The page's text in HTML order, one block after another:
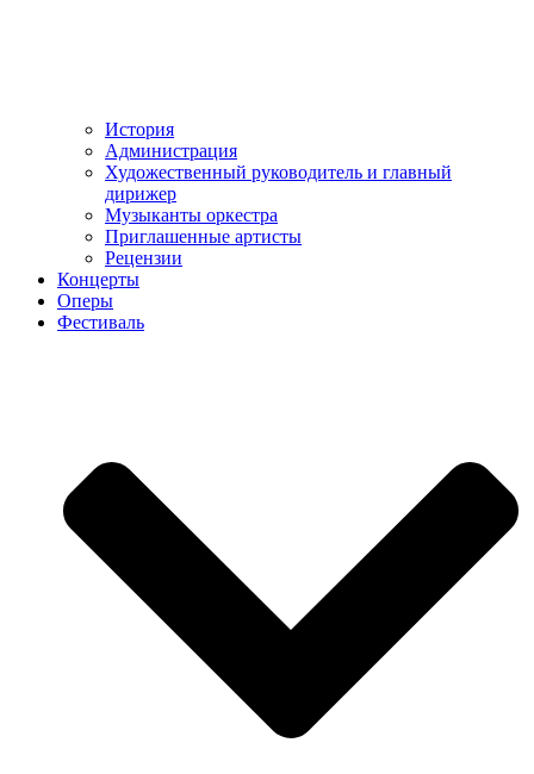
История
Администрация
Художественный руководитель и главный
дирижер
Музыканты оркестра
Приглашенные артисты
Рецензии
Концерты
Оперы
Фестиваль